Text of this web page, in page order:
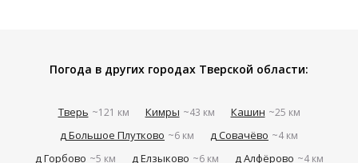
Погода в других городах Тверской области:
Тверь ~121 км Кимры ~43 км Кашин ~25 км
д Большое Плутково ~6 км д Совачёво ~4 км
д Горбово ~5 км д Елзыково ~6 км д Алфёрово ~4 км